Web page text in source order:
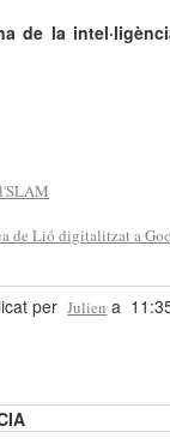
de la
de Lió digitalitzat a
per Julien a